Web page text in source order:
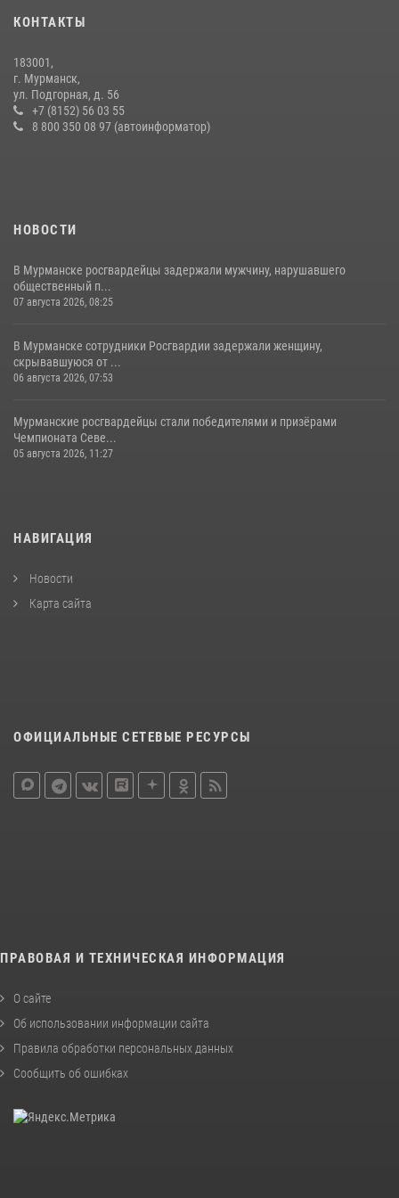
Сотрудники вневедомственной охраны Росгвардии провели
практические тренировки в акватории Кольского залива
23 июля 2026, 09:28
КОНТАКТЫ
183001,
г. Мурманск,
ул. Подгорная, д. 56
+7 (8152) 56 03 55
8 800 350 08 97 (автоинформатор)
НОВОСТИ
В Мурманске росгвардейцы задержали мужчину, нарушавшего
общественный п...
07 августа 2026, 08:25
В Мурманске сотрудники Росгвардии задержали женщину,
скрывавшуюся от ...
06 августа 2026, 07:53
Мурманские росгвардейцы стали победителями и призёрами
Чемпионата Севе...
05 августа 2026, 11:27
НАВИГАЦИЯ
Новости
Карта сайта
ОФИЦИАЛЬНЫЕ СЕТЕВЫЕ РЕСУРСЫ
ПРАВОВАЯ И ТЕХНИЧЕСКАЯ ИНФОРМАЦИЯ
О сайте
Об использовании информации сайта
Правила обработки персональных данных
Сообщить об ошибках